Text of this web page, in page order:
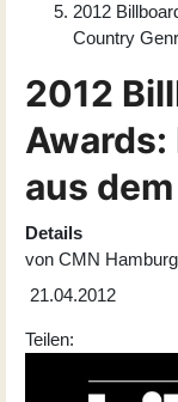
2012
Country
2012
Awards:
aus
Details
von CMN Hamburg
21.04.2012
Teilen: